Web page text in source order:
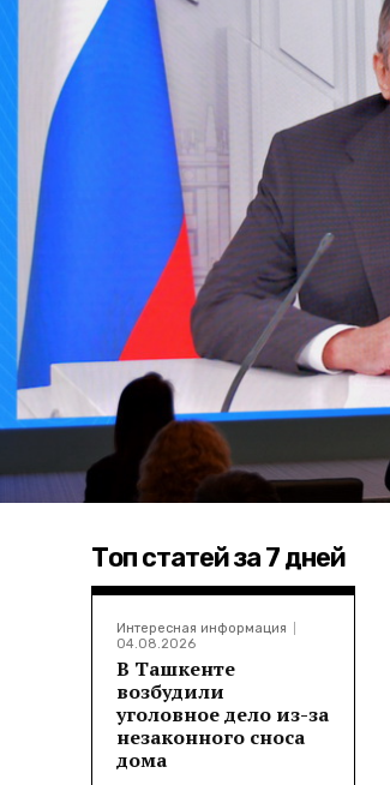
Топ статей за 7 дней
Интересная информация
04.08.2026
В Ташкенте
возбудили
уголовное дело из-за
незаконного сноса
дома